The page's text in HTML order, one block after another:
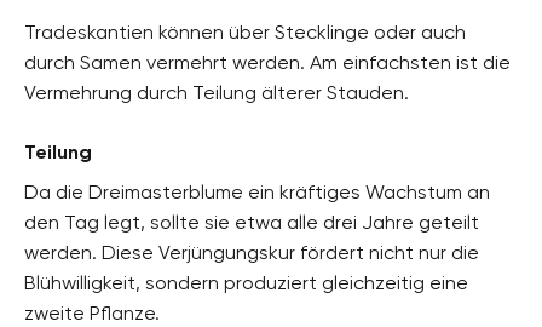
Tradeskantien können über Stecklinge oder auch
durch Samen vermehrt werden. Am einfachsten ist die
Vermehrung durch Teilung älterer Stauden.
Teilung
Da die Dreimasterblume ein kräftiges Wachstum an
den Tag legt, sollte sie etwa alle drei Jahre geteilt
werden. Diese Verjüngungskur fördert nicht nur die
Blühwilligkeit, sondern produziert gleichzeitig eine
zweite Pflanze.